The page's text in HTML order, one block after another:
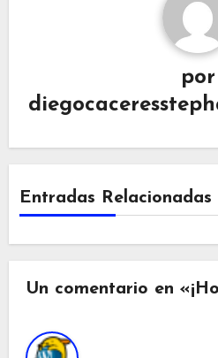
por
Entradas Relacionadas
Un comentario en